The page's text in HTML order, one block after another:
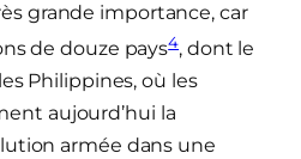
grande importance, car
de douze pays4, dont le
Philippines, où les
aujourd’hui la
armée dans une